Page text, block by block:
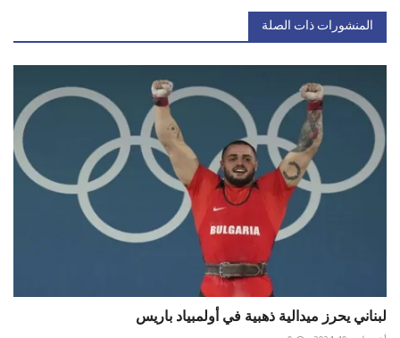
المنشورات ذات الصلة
لبناني يحرز ميدالية ذهبية في أولمبياد باريس